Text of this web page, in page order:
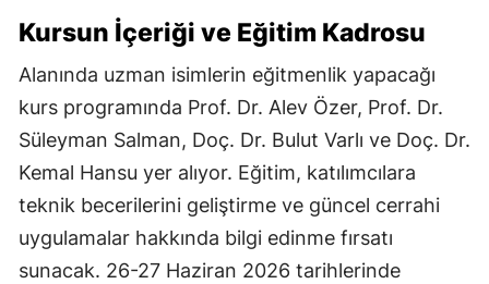
Kursun İçeriği ve Eğitim Kadrosu
Alanında uzman isimlerin eğitmenlik yapacağı
kurs programında Prof. Dr. Alev Özer, Prof. Dr.
Süleyman Salman, Doç. Dr. Bulut Varlı ve Doç. Dr.
Kemal Hansu yer alıyor. Eğitim, katılımcılara
teknik becerilerini geliştirme ve güncel cerrahi
uygulamalar hakkında bilgi edinme fırsatı
sunacak. 26-27 Haziran 2026 tarihlerinde